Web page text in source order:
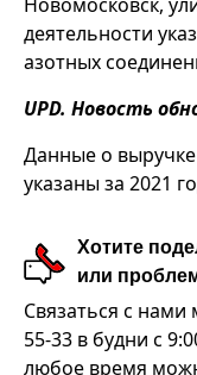
деятельности
азотных
UPD. Новость
Данные о
указаны за 2021
Хотите
или
Связаться с
55-33 в будни с
любое время